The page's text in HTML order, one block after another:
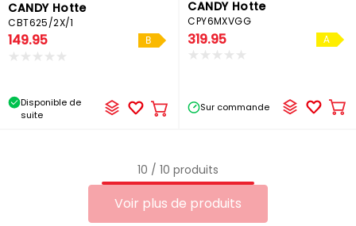
CANDY Hotte
CBT625/2X/1
149.95 B
Disponible de
suite
Ajouter
CANDY Hotte
CPY6MXVGG
319.95 A
Sur commande
10 / 10 produits
Voir plus de produits